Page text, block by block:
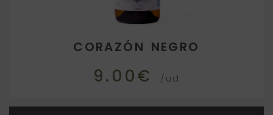
CORAZÓN NEGRO
9.00€ /ud